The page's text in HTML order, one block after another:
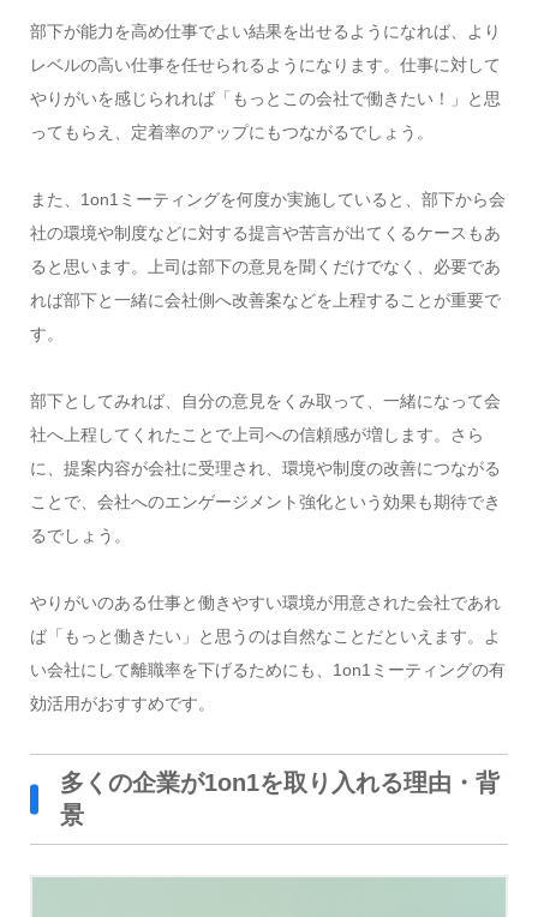
部下が能力を高め仕事でよい結果を出せるようになれば、より
レベルの高い仕事を任せられるようになります。仕事に対して
やりがいを感じられれば「もっとこの会社で働きたい！」と思
ってもらえ、定着率のアップにもつながるでしょう。
また、1on1ミーティングを何度か実施していると、部下から会
社の環境や制度などに対する提言や苦言が出てくるケースもあ
ると思います。上司は部下の意見を聞くだけでなく、必要であ
れば部下と一緒に会社側へ改善案などを上程することが重要で
す。
部下としてみれば、自分の意見をくみ取って、一緒になって会
社へ上程してくれたことで上司への信頼感が増します。さら
に、提案内容が会社に受理され、環境や制度の改善につながる
ことで、会社へのエンゲージメント強化という効果も期待でき
るでしょう。
やりがいのある仕事と働きやすい環境が用意された会社であれ
ば「もっと働きたい」と思うのは自然なことだといえます。よ
い会社にして離職率を下げるためにも、1on1ミーティングの有
効活用がおすすめです。
多くの企業が1on1を取り入れる理由・背
景